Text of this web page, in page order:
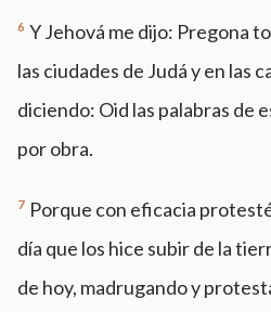
6 Y Jehová me dijo: Pregona
las ciudades de Judá y en las
diciendo: Oid las palabras de
por obra.
7 Porque con eficacia
día que los hice subir de la
de hoy, madrugando y